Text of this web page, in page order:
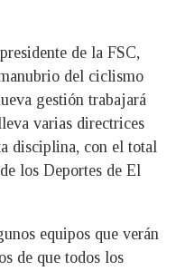
de la FSC,
del ciclismo
gestión trabajará
varias directrices
disciplina, con el total
los Deportes de El
equipos que verán
de que todos los